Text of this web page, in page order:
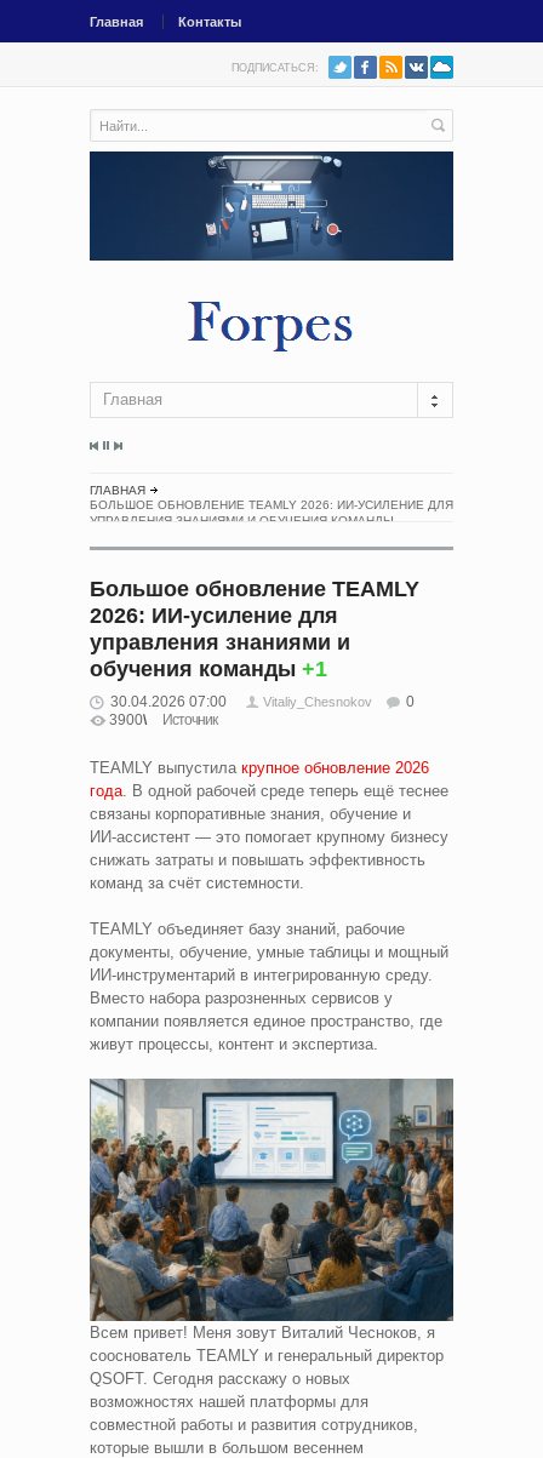
Главная Контакты
ПОДПИСАТЬСЯ:
Главная
ГЛАВНАЯ
БОЛЬШОЕ ОБНОВЛЕНИЕ TEAMLY 2026: ИИ-УСИЛЕНИЕ ДЛЯ
УПРАВЛЕНИЯ ЗНАНИЯМИ И ОБУЧЕНИЯ КОМАНДЫ
Большое обновление TEAMLY
2026: ИИ-усиление для
управления знаниями и
обучения команды +1
30.04.2026 07:00 Vitaliy_Chesnokov
0
3900
Источник
TEAMLY выпустила крупное обновление 2026
года . В одной рабочей среде теперь ещё теснее
связаны корпоративные знания, обучение и
ИИ‑ассистент — это помогает крупному бизнесу
снижать затраты и повышать эффективность
команд за счёт системности.
TEAMLY объединяет базу знаний, рабочие
документы, обучение, умные таблицы и мощный
ИИ‑инструментарий в интегрированную среду.
Вместо набора разрозненных сервисов у
компании появляется единое пространство, где
живут процессы, контент и экспертиза.
Всем привет! Меня зовут Виталий Чесноков, я
сооснователь TEAMLY и генеральный директор
QSOFT. Сегодня расскажу о новых
возможностях нашей платформы для
совместной работы и развития сотрудников,
которые вышли в большом весеннем